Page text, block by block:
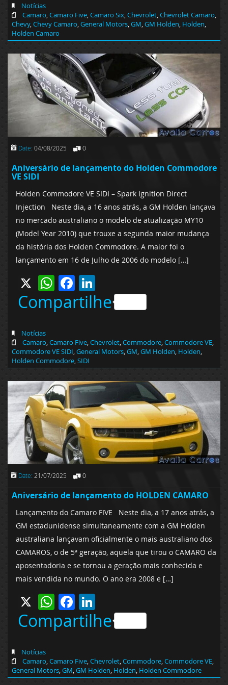
Notícias
Camaro,Camaro Five,Camaro Six,Chevrolet,Chevrolet Camaro,
Chevy,Chevy Camaro,General Motors,GM,GM Holden, Holden,
Holden Camaro
Date: 04/08/2025 0
Aniversário de lançamento do Holden Commodore
VE SIDI
Holden Commodore VE SIDI – Spark Ignition Direct
Injection Neste dia, a 16 anos atrás, a GM Holden lançava
no mercado australiano o modelo de atualização MY10
(Model Year 2010) que trouxe a segunda maior mudança
da história dos Holden Commodore. A maior foi o
lançamento em 16 de Julho de 2006 do modelo […]
X WhatsApp
Facebook
Compartilhe
Notícias
Camaro,Camaro Five,Chevrolet,Commodore,Commodore VE,
Commodore VE SIDI,General Motors,GM,GM Holden, Holden,
Holden Commodore,SIDI
Date: 21/07/2025 0
Aniversário de lançamento do HOLDEN CAMARO
Lançamento do Camaro FIVE Neste dia, a 17 anos atrás, a
GM estadunidense simultaneamente com a GM Holden
australiana lançavam oficialmente o mais australiano dos
CAMAROS, o de 5ª geração, aquela que tirou o CAMARO da
aposentadoria e se tornou a geração mais conhecida e
mais vendida no mundo. O ano era 2008 e […]
X WhatsApp
Facebook
Compartilhe
Notícias
Camaro,Camaro Five,Chevrolet,Commodore,Commodore VE,
General Motors,GM,GM Holden, Holden, Holden Commodore